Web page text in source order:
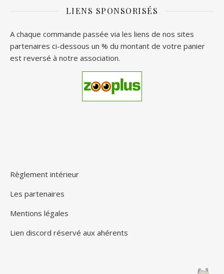
LIENS SPONSORISÉS
A chaque commande passée via les liens de nos sites
partenaires ci-dessous un % du montant de votre panier
est reversé à notre association.
Règlement intérieur
Les partenaires
Mentions légales
Lien discord réservé aux ahérents